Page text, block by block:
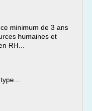
minimum de 3 ans
humaines et
RH...